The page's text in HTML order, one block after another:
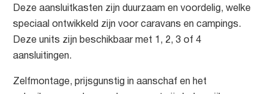
Deze aansluitkasten zijn duurzaam en voordelig, welke
speciaal ontwikkeld zijn voor caravans en campings.
Deze units zijn beschikbaar met 1, 2, 3 of 4
aansluitingen.
Zelfmontage, prijsgunstig in aanschaf en het